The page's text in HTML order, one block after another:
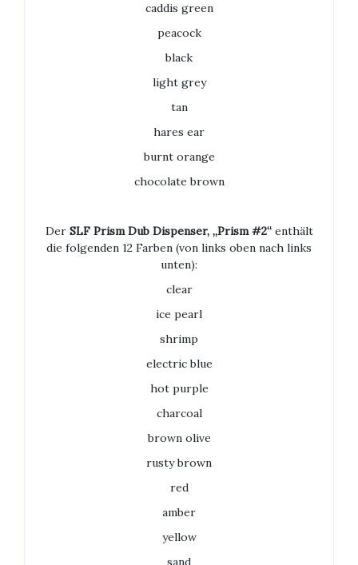
caddis green
peacock
black
light grey
tan
hares ear
burnt orange
chocolate brown
Der SLF Prism Dub Dispenser, „Prism #2“enthält
die folgenden 12 Farben (von links oben nach links
unten):
clear
ice pearl
shrimp
electric blue
hot purple
charcoal
brown olive
rusty brown
red
amber
yellow
sand